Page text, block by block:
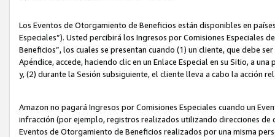
Los Eventos de Otorgamiento de Beneficios están disponibles en
Especiales”). Usted percibirá los Ingresos por Comisiones Especiales
Beneficios”, los cuales se presentan cuando (1) un cliente, que debe
Apéndice, accede, haciendo clic en un Enlace Especial en su Sitio, a
y, (2) durante la Sesión subsiguiente, el cliente lleva a cabo la acción
Amazon no pagará Ingresos por Comisiones Especiales cuando un
infracción (por ejemplo, registros realizados utilizando direcciones
Eventos de Otorgamiento de Beneficios realizados por una misma